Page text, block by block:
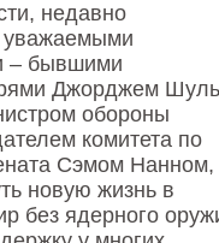
недавно
уважаемыми
– бывшими
Джорджем
обороны
комитета по
Сэмом Нанном,
новую жизнь в
без ядерного